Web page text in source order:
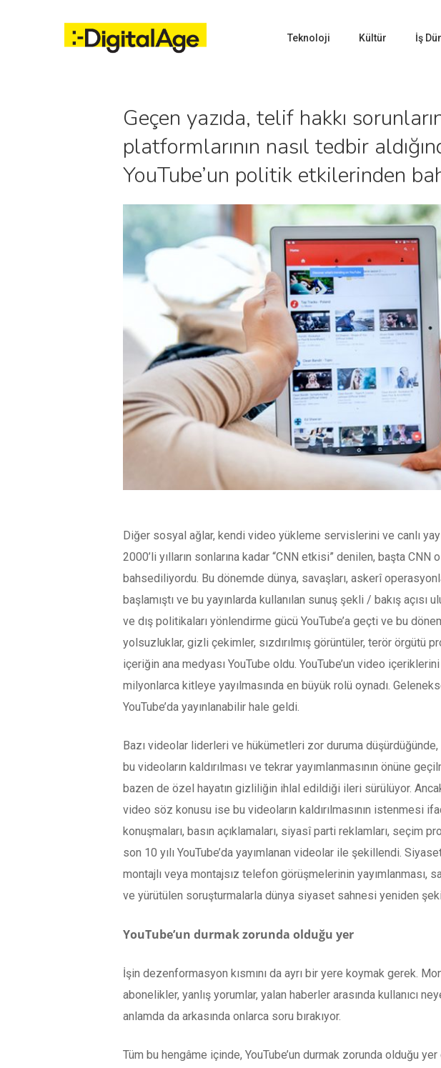
Hit enter to search or ESC to close
Teknoloji Kültür İş
Geçen yazıda, telif hakkı
platformlarının nasıl tedbir
YouTube’un politik etkilerinden
Diğer sosyal ağlar, kendi video yükleme servislerini ve canlı
2000’li yılların sonlarına kadar “CNN etkisi” denilen, başta
bahsediliyordu. Bu dönemde dünya, savaşları, askerî
başlamıştı ve bu yayınlarda kullanılan sunuş şekli / bakış
ve dış politikaları yönlendirme gücü YouTube’a geçti ve bu
yolsuzluklar, gizli çekimler, sızdırılmış görüntüler, terör örgütü
içeriğin ana medyası YouTube oldu. YouTube’un video
milyonlarca kitleye yayılmasında en büyük rolü oynadı.
YouTube’da yayınlanabilir hale geldi.
Bazı videolar liderleri ve hükümetleri zor duruma
bu videoların kaldırılması ve tekrar yayımlanmasının önüne
bazen de özel hayatın gizliliğin ihlal edildiği ileri sürülüyor.
video söz konusu ise bu videoların kaldırılmasının istenmesi
konuşmaları, basın açıklamaları, siyasî parti reklamları, seçim
son 10 yılı YouTube’da yayımlanan videolar ile şekillendi.
montajlı veya montajsız telefon görüşmelerinin
ve yürütülen soruşturmalarla dünya siyaset sahnesi yeniden
YouTube’un durmak zorunda olduğu yer
İşin dezenformasyon kısmını da ayrı bir yere koymak gerek.
abonelikler, yanlış yorumlar, yalan haberler arasında kullanıcı
anlamda da arkasında onlarca soru bırakıyor.
Tüm bu hengâme içinde, YouTube’un durmak zorunda olduğu